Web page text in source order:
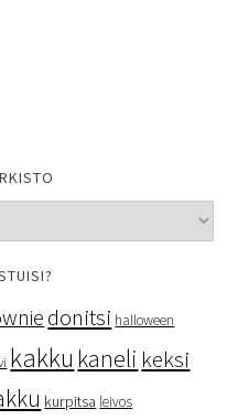
donitsi halloween
kakku kaneli keksi
kurpitsa leivos